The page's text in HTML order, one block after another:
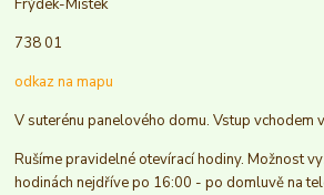
Frýdek-Místek
738 01
odkaz na mapu
V suterénu panelového domu. Vstup vchodem
Rušíme pravidelné otevírací hodiny. Možnost
hodinách nejdříve po 16:00 - po domluvě na